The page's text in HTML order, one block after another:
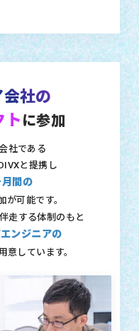
社の
ト に参加
社である
と提携し
間の
が可能です。
走する体制のもと
ンジニアの
意しています。